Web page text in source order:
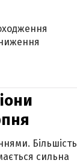
Більшість
сильна